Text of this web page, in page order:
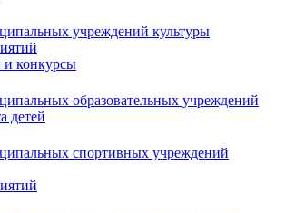
учреждений культуры
и конкурсы
образовательных учреждений
детей
спортивных учреждений